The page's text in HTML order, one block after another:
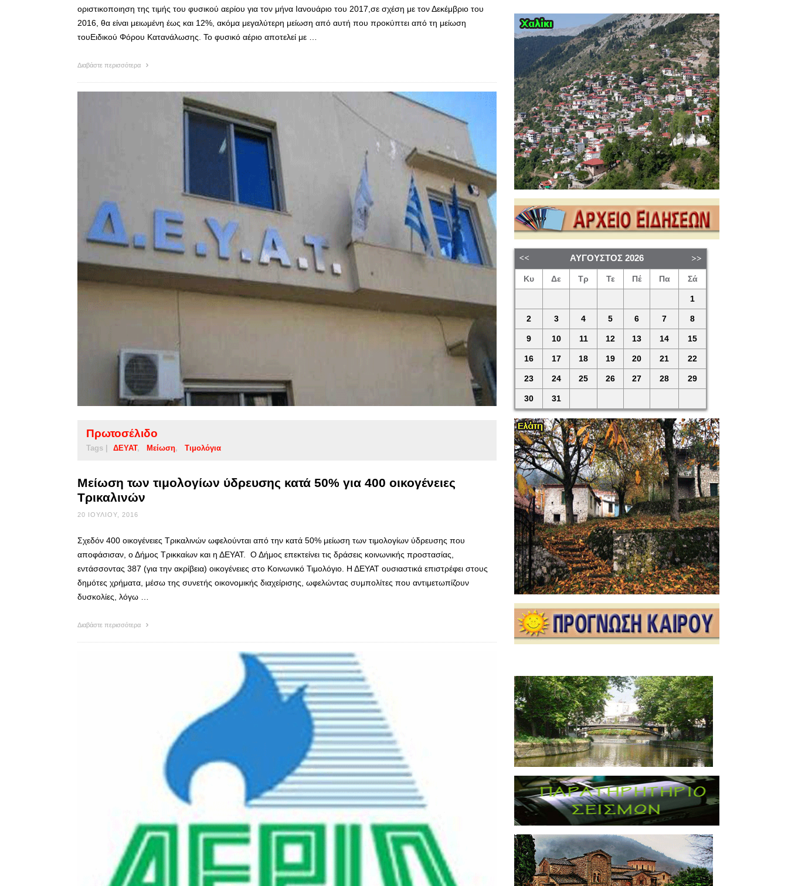
οριστικοποιηση της τιμής του φυσικού αερίου για τον μήνα Ιανουάριο του 2017,σε σχέση με τον Δεκέμβριο του
2016, θα είναι μειωμένη έως και 12%, ακόμα μεγαλύτερη μείωση από αυτή που προκύπτει από τη μείωση
τουΕιδικού Φόρου Κατανάλωσης. Το φυσικό αέριο αποτελεί με …
Διαβάστε περισσότερα
Πρωτοσέλιδο
Tags | ΔΕΥΑΤ Μείωση Τιμολόγια
Μείωση των τιμολογίων ύδρευσης κατά 50% για 400 οικογένειες
Τρικαλινών
20 ΙΟΥΛΊΟΥ, 2016
Σχεδόν 400 οικογένειες Τρικαλινών ωφελούνται από την κατά 50% μείωση των τιμολογίων ύδρευσης που
αποφάσισαν, ο Δήμος Τρικκαίων και η ΔΕΥΑΤ. Ο Δήμος επεκτείνει τις δράσεις κοινωνικής προστασίας,
εντάσσοντας 387 (για την ακρίβεια) οικογένειες στο Κοινωνικό Τιμολόγιο. Η ΔΕΥΑΤ ουσιαστικά επιστρέφει στους
δημότες χρήματα, μέσω της συνετής οικονομικής διαχείρισης, ωφελώντας συμπολίτες που αντιμετωπίζουν
δυσκολίες, λόγω …
Διαβάστε περισσότερα
ΑΎΓΟΥΣΤΟΣ 2026
Κυ Δε Τρ Τε Πέ Πα Σά
1
2 3 4 5 6 7 8
9 10 11 12 13 14 15
16 17 18 19 20 21 22
23 24 25 26 27 28 29
30 31